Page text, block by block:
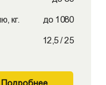
кг. до 1080
12,5 / 25